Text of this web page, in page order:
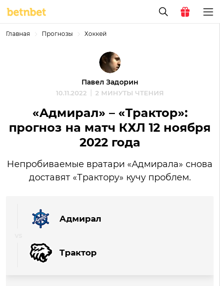
Главная Прогнозы Хоккей
Павел Задорин
10.11.2022 2 МИНУТЫ ЧТЕНИЯ
«Адмирал» – «Трактор»:
прогноз на матч КХЛ 12 ноября
2022 года
Непробиваемые вратари «Адмирала» снова
доставят «Трактору» кучу проблем.
Адмирал
Трактор